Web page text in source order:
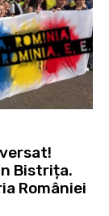
Bistrița.
României